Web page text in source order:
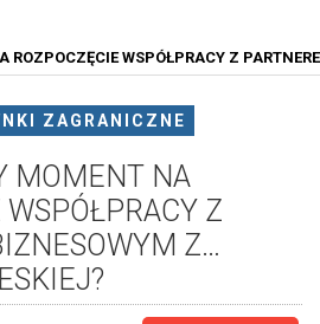
ROZPOCZĘCIE WSPÓŁPRACY Z
ZAGRANICZNE
MOMENT NA
WSPÓŁPRACY Z
Z…